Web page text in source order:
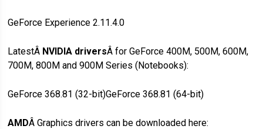
GeForce Experience 2.11.4.0
LatestÂ NVIDIA driversÂ for GeForce 400M, 500M, 600M,
700M, 800M and 900M Series (Notebooks):
GeForce 368.81 (32-bit)GeForce 368.81 (64-bit)
AMDÂ Graphics drivers can be downloaded here: